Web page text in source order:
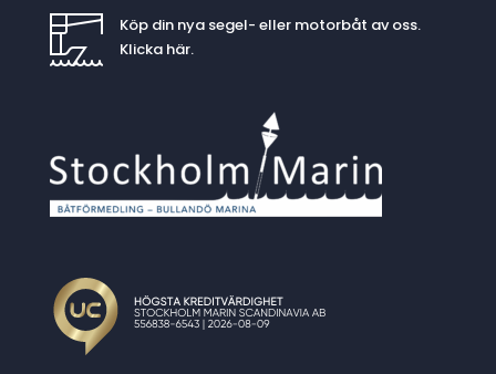
Köp din nya segel- eller motorbåt av oss.
Klicka här.